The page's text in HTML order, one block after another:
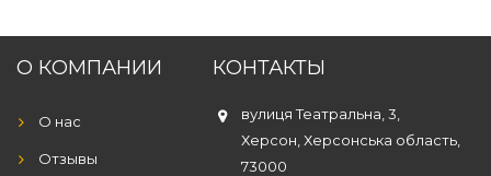
КОНТАКТЫ
вулиця Театральна, 3,
Херсон, Херсонська область,
73000
О КОМПАНИИ
О нас
Отзывы